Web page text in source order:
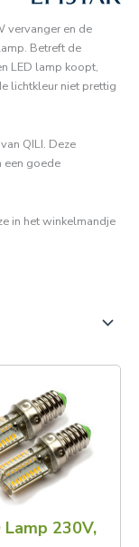
vervanger en de
Betreft de
LED lamp koopt,
lichtkleur niet prettig
QILI. Deze
een goede
in het winkelmandje
Lamp 230V,